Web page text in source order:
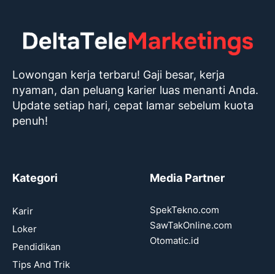
Lowongan kerja terbaru! Gaji besar, kerja
nyaman, dan peluang karier luas menanti Anda.
Update setiap hari, cepat lamar sebelum kuota
penuh!
Kategori
Karir
Loker
Pendidikan
Tips And Trik
Media Partner
SpekTekno.com
SawTakOnline.com
Otomatic.id